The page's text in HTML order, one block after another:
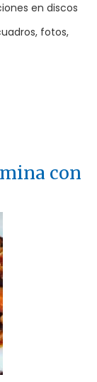
en discos
fotos,
con